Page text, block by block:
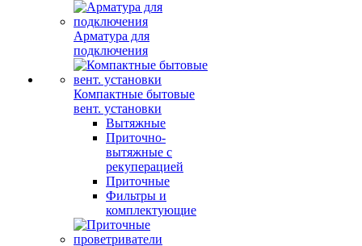
Арматура для
подключения
Компактные бытовые
вент. установки
Вытяжные
Приточно-
вытяжные с
рекуперацией
Приточные
Фильтры и
комплектующие